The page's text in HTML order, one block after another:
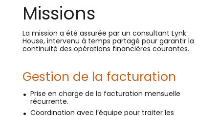
Missions
La mission a été assurée par un consultant Lynk
House, intervenu à temps partagé pour garantir la
continuité des opérations financières courantes.
Gestion de la facturation
Prise en charge de la facturation mensuelle
récurrente.
Coordination avec l’équipe pour traiter les